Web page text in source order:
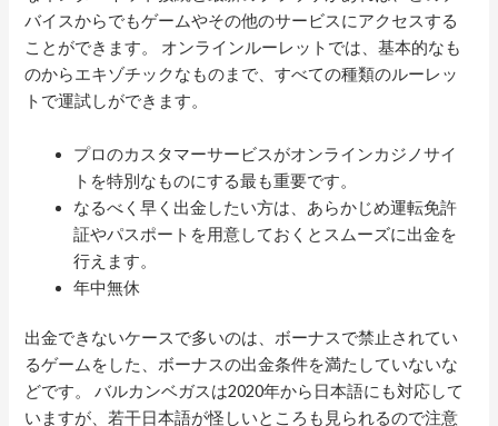
バイスからでもゲームやその他のサービスにアクセスする
ことができます。 オンラインルーレットでは、基本的なも
のからエキゾチックなものまで、すべての種類のルーレッ
トで運試しができます。
プロのカスタマーサービスがオンラインカジノサイ
トを特別なものにする最も重要です。
なるべく早く出金したい方は、あらかじめ運転免許
証やパスポートを用意しておくとスムーズに出金を
行えます。
年中無休
出金できないケースで多いのは、ボーナスで禁止されてい
るゲームをした、ボーナスの出金条件を満たしていないな
どです。 バルカンベガスは2020年から日本語にも対応して
いますが、若干日本語が怪しいところも見られるので注意